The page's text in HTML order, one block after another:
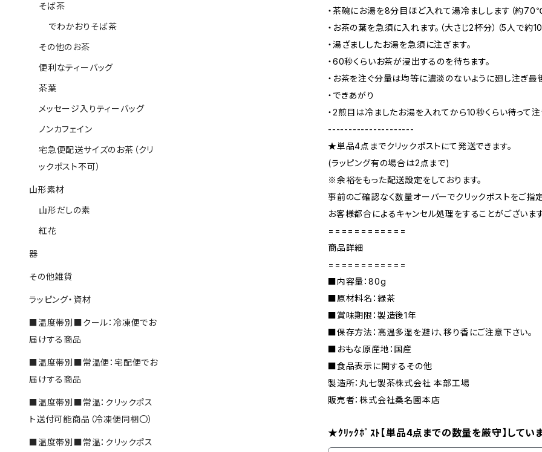
・茶碗にお湯を8分目ほど入れて湯冷ましします（約
・お茶の葉を急須に入れます。（大さじ2杯分）（5人で約
・湯ざまししたお湯を急須に注ぎます。
・60秒くらいお茶が浸出するのを待ちます。
・お茶を注ぐ分量は均等に濃淡のないように廻し注ぎ最
・できあがり
・2煎目は冷ましたお湯を入れてから10秒くらい待って注
---------------------
★単品4点までクリックポストにて発送できます。
(ラッピング有の場合は2点まで)
※余裕をもった配送設定をしております。
事前のご確認なく数量オーバーでクリックポストをご指
お客様都合によるキャンセル処理をすることがございま
============
商品詳細
============
■内容量：80g
■原材料名：緑茶
■賞味期限：製造後1年
■保存方法：高温多湿を避け、移り香にご注意下さい。
■おもな原産地：国産
■食品表示に関するその他
製造所：丸七製茶株式会社 本部工場
販売者：株式会社桑名園本店
★ｸﾘｯｸﾎﾟｽﾄ【単品4点までの数量を厳守】してい
そば茶
でわかおりそば茶
その他のお茶
便利なティーバッグ
茶葉
メッセージ入りティーバッグ
ノンカフェイン
宅急便配送サイズのお茶（クリ
ックポスト不可）
山形素材
山形だしの素
紅花
器
その他雑貨
ラッピング・資材
■温度帯別■クール：冷凍便でお
届けする商品
■温度帯別■常温便：宅配便でお
届けする商品
■温度帯別■常温：クリックポス
ト送付可能商品（冷凍便同梱〇）
■温度帯別■常温：クリックポス